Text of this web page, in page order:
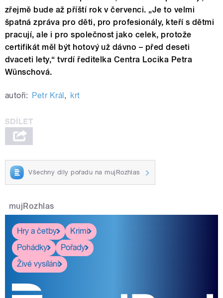
zřejmě bude až příští rok v červenci. „Je to velmi
špatná zpráva pro děti, pro profesionály, kteří s dětmi
pracují, ale i pro společnost jako celek, protože
certifikát měl být hotový už dávno – před deseti
dvaceti lety,“ tvrdí ředitelka Centra Locika Petra
Wünschová.
autoři: Petr Král , krt
Všechny díly pořadu na mujRozhlas
mujRozhlas
Hry a četby
Krimi
Pohádky
Pořady
Živé vysílání